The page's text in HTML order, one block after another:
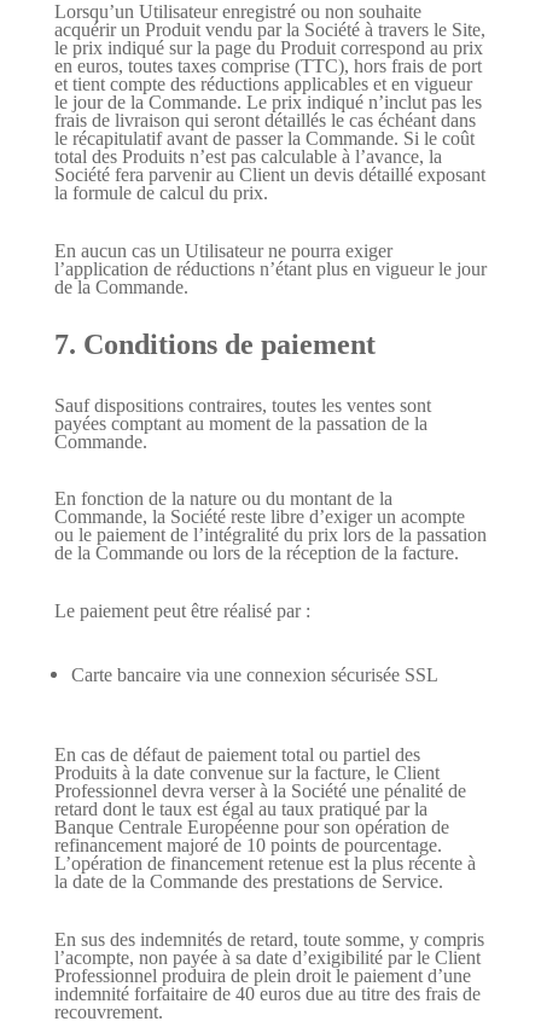
Lorsqu’un Utilisateur enregistré ou non souhaite
acquérir un Produit vendu par la Société à travers le Site,
le prix indiqué sur la page du Produit correspond au prix
en euros, toutes taxes comprise (TTC), hors frais de port
et tient compte des réductions applicables et en vigueur
le jour de la Commande. Le prix indiqué n’inclut pas les
frais de livraison qui seront détaillés le cas échéant dans
le récapitulatif avant de passer la Commande. Si le coût
total des Produits n’est pas calculable à l’avance, la
Société fera parvenir au Client un devis détaillé exposant
la formule de calcul du prix.
En aucun cas un Utilisateur ne pourra exiger
l’application de réductions n’étant plus en vigueur le jour
de la Commande.
7. Conditions de paiement
Sauf dispositions contraires, toutes les ventes sont
payées comptant au moment de la passation de la
Commande.
En fonction de la nature ou du montant de la
Commande, la Société reste libre d’exiger un acompte
ou le paiement de l’intégralité du prix lors de la passation
de la Commande ou lors de la réception de la facture.
Le paiement peut être réalisé par :
Carte bancaire via une connexion sécurisée SSL
En cas de défaut de paiement total ou partiel des
Produits à la date convenue sur la facture, le Client
Professionnel devra verser à la Société une pénalité de
retard dont le taux est égal au taux pratiqué par la
Banque Centrale Européenne pour son opération de
refinancement majoré de 10 points de pourcentage.
L’opération de financement retenue est la plus récente à
la date de la Commande des prestations de Service.
En sus des indemnités de retard, toute somme, y compris
l’acompte, non payée à sa date d’exigibilité par le Client
Professionnel produira de plein droit le paiement d’une
indemnité forfaitaire de 40 euros due au titre des frais de
recouvrement.